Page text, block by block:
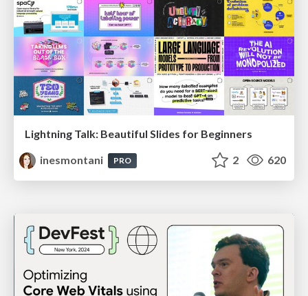
Lightning Talk: Beautiful Slides for Beginners
inesmontani
PRO 2 620